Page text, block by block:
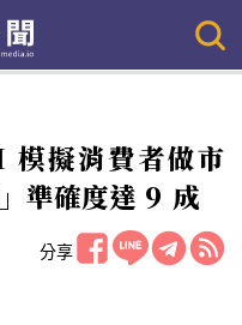
擬消費者做市
準確度達 9 成
分享